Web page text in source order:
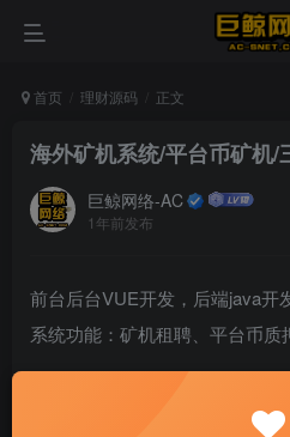
首页 理财源码 正文
海外矿机系统/平台币矿机/
巨鲸网络-AC
1年前发布
前台后台VUE开发，后端java开
系统功能：矿机租聘、平台币质